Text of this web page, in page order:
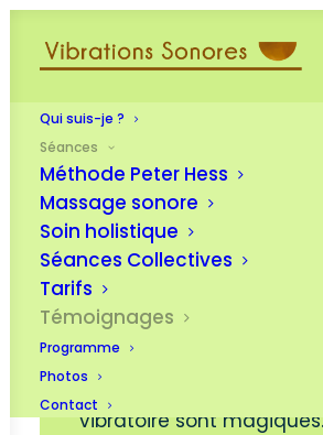
Qui suis-je ?
Séances
Méthode Peter Hess
Massage sonore
Soin holistique
Séances Collectives
Tarifs
Témoignages
Programme
Photos
Contact
Témoignages
« Aleksandra, Je voulais
encore combien cette
était merveilleuse. Tu es
musicienne hors pair, tes
vibratoire sont